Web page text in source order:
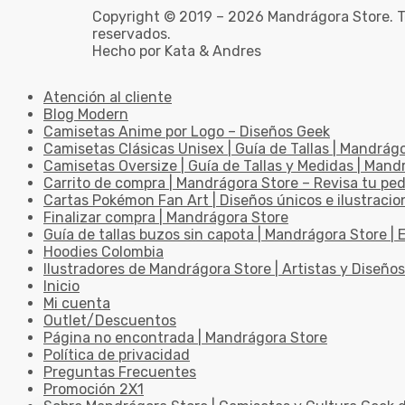
Copyright © 2019 – 2026 Mandrágora Store.
reservados.
Hecho por Kata & Andres
Atención al cliente
Blog Modern
Camisetas Anime por Logo – Diseños Geek
Camisetas Clásicas Unisex | Guía de Tallas |
Camisetas Oversize | Guía de Tallas y Medidas |
Carrito de compra | Mandrágora Store – Revisa tu
Cartas Pokémon Fan Art | Diseños únicos e
Finalizar compra | Mandrágora Store
Guía de tallas buzos sin capota | Mandrágora Store |
Hoodies Colombia
Ilustradores de Mandrágora Store | Artistas y
Inicio
Mi cuenta
Outlet/Descuentos
Página no encontrada | Mandrágora Store
Política de privacidad
Preguntas Frecuentes
Promoción 2X1